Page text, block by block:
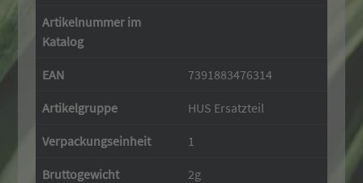
Artikelnummer im
Katalog
EAN 7391883476314
Artikelgruppe HUS Ersatzteil
Verpackungseinheit 1
Bruttogewicht 2g